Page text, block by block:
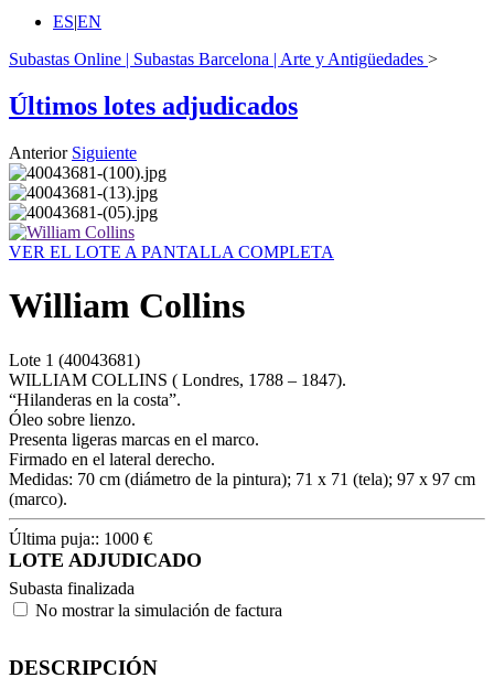
ES|EN
Subastas Online | Subastas Barcelona | Arte y Antigüedades >
Últimos lotes adjudicados
Anterior Siguiente
VER EL LOTE A PANTALLA COMPLETA
William Collins
Lote 1 (40043681)
WILLIAM COLLINS ( Londres, 1788 – 1847).
“Hilanderas en la costa”.
Óleo sobre lienzo.
Presenta ligeras marcas en el marco.
Firmado en el lateral derecho.
Medidas: 70 cm (diámetro de la pintura); 71 x 71 (tela); 97 x 97 cm
(marco).
Última puja:: 1000 €
LOTE ADJUDICADO
Subasta finalizada
No mostrar la simulación de factura
DESCRIPCIÓN